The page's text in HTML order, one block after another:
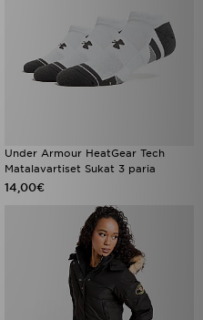
Under Armour HeatGear Tech
Matalavartiset Sukat 3 paria
14,00€